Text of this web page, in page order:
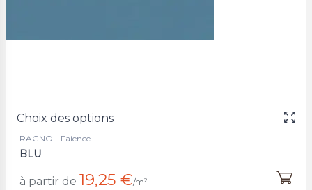
Choix des options
RAGNO - Faience
BLU
à partir de 19,25 €/m²